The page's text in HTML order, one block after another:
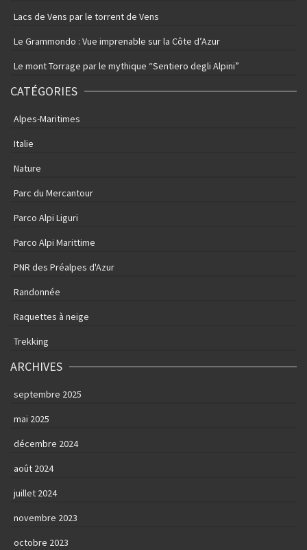
Lacs de Vens par le torrent de Vens
Le Grammondo : Vue imprenable sur la Côte d’Azur
Le mont Torrage par le mythique “Sentiero degli Alpini”
CATÉGORIES
Alpes-Maritimes
Italie
Nature
Parc du Mercantour
Parco Alpi Liguri
Parco Alpi Marittime
PNR des Préalpes d'Azur
Randonnée
Raquettes à neige
Trekking
ARCHIVES
septembre 2025
mai 2025
décembre 2024
août 2024
juillet 2024
novembre 2023
octobre 2023